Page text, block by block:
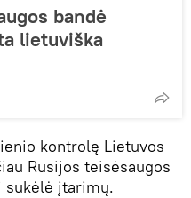
bandė
lietuviška
kontrolę Lietuvos
Rusijos teisėsaugos
sukėlė įtarimų.